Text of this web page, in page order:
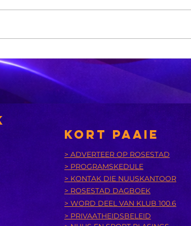
Sneeu word in
bergagtige
dele van die VS
verwag
KORT PAAIE
> ADVERTEER OP ROSESTAD
> PROGRAMSKEDULE
> KONTAK DIE NUUSKANTOOR
> ROSESTAD DAGBOEK
> WORD DEEL VAN KLUB 100.6
> PRIVAATHEIDSBELEID